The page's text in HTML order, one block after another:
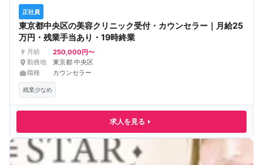
正社員
東京都中央区の美容クリニック受付・カウンセラー｜月給25
万円・残業手当あり・19時終業
月給 250,000円〜
勤務地
東京都 中央区
職種
カウンセラー
残業少なめ
求人を見る